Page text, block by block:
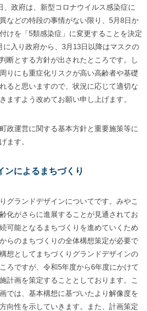
、政府は、新型コロナウイルス感染症に
などの特段の事情がない限り、5月8日か
けを「5類感染症」に変更することを決定
に入り政府から、3月13日以降はマスクの
断とする方針が出されたところです。し
りにも重症化リスクが高い高齢者や基礎
ると思いますので、状況に応じて適切な
ますよう改めてお願い申し上げます。
政運営に関する基本方針と重要施策等に
ます。
ンによるまちづくり
グランドデザインについてです。みやこ
化がさらに進展することが見通されてお
可能となるまちづくりを進めていくため
らのまちづくりの全体構想策定が必要で
想としてまちづくりグランドデザインの
ろですが、令和5年度から6年度にかけて
計画を策定することとしております。こ
では、基本構想に基づいたより解像度を
向性を示していきます。また、計画策定